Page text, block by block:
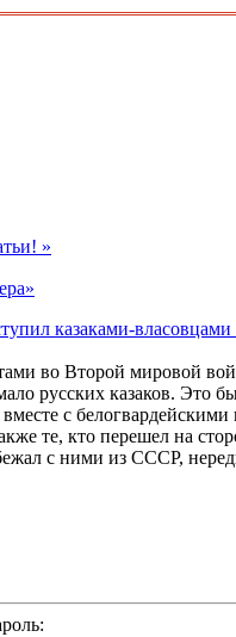
»
казаками-власовцами
во Второй мировой
русских казаков. Это
с белогвардейскими
те, кто перешел на
с ними из СССР,